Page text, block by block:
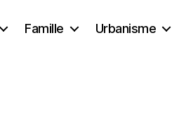
Famille Urbanisme